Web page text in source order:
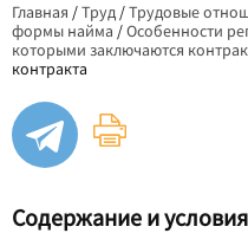
Главная /Труд/Трудовые
формы найма /Особенности
которыми заключаются
контракта
Содержание и